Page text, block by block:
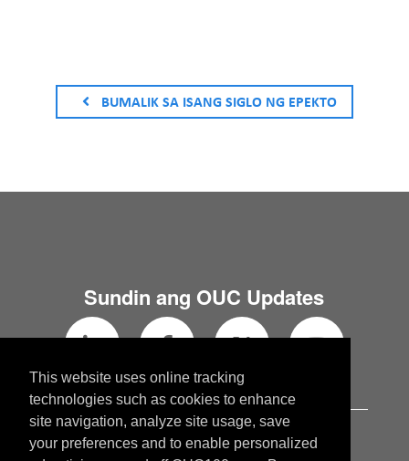
BUMALIK SA ISANG SIGLO NG EPEKTO
Sundin ang OUC Updates
OUC.com
This website uses online tracking
technologies such as cookies to enhance
site navigation, analyze site usage, save
your preferences and to enable personalized